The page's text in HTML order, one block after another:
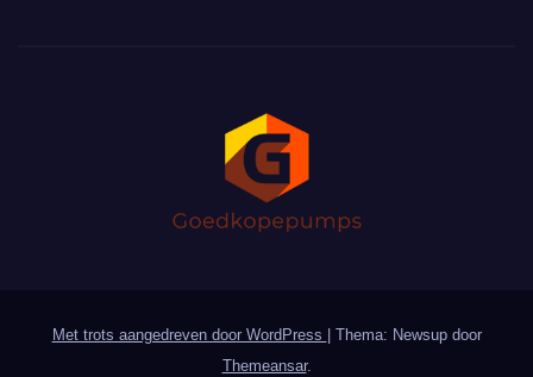
Met trots aangedreven door WordPress
Thema: Newsup door
Themeansar.